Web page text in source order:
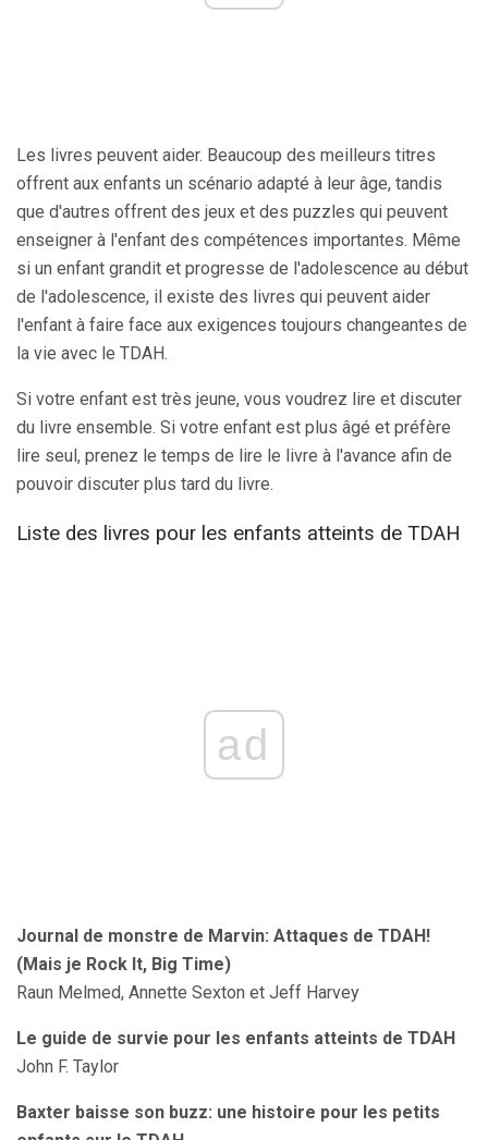
Les livres peuvent aider. Beaucoup des meilleurs titres
offrent aux enfants un scénario adapté à leur âge, tandis
que d'autres offrent des jeux et des puzzles qui peuvent
enseigner à l'enfant des compétences importantes. Même
si un enfant grandit et progresse de l'adolescence au début
de l'adolescence, il existe des livres qui peuvent aider
l'enfant à faire face aux exigences toujours changeantes de
la vie avec le TDAH.
Si votre enfant est très jeune, vous voudrez lire et discuter
du livre ensemble. Si votre enfant est plus âgé et préfère
lire seul, prenez le temps de lire le livre à l'avance afin de
pouvoir discuter plus tard du livre.
Liste des livres pour les enfants atteints de TDAH
ad
Journal de monstre de Marvin: Attaques de TDAH!
(Mais je Rock It, Big Time)
Raun Melmed, Annette Sexton et Jeff Harvey
Le guide de survie pour les enfants atteints de TDAH
John F. Taylor
Baxter baisse son buzz: une histoire pour les petits